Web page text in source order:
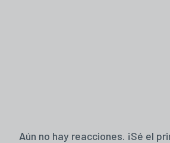
Aún no hay reacciones. ¡Sé el